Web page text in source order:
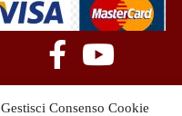
Gestisci Consenso Cookie